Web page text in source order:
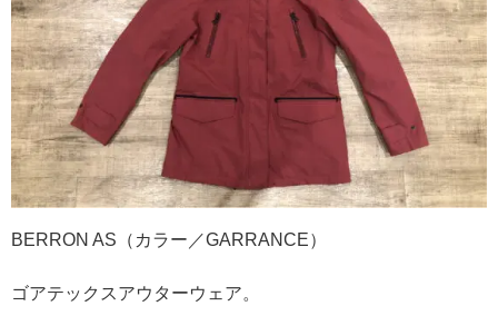
BERRON AS（カラー／GARRANCE）
ゴアテックスアウターウェア。